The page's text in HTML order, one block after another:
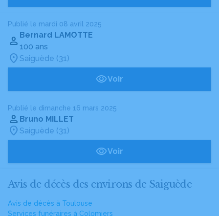
Publié le mardi 08 avril 2025
Bernard LAMOTTE
100 ans
Saiguède (31)
Voir
Publié le dimanche 16 mars 2025
Bruno MILLET
Saiguède (31)
Voir
Avis de décès des environs de Saiguède
Avis de décès à Toulouse
Services funéraires à Colomiers